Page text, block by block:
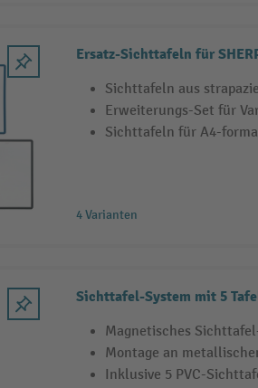
Ersatz-Sichttafeln für
Sichttafeln aus
Erweiterungs-Set für
Sichttafeln für A4-
4 Varianten
Sichttafel-System mit 5
Magnetisches
Montage an
Inklusive 5 PVC-